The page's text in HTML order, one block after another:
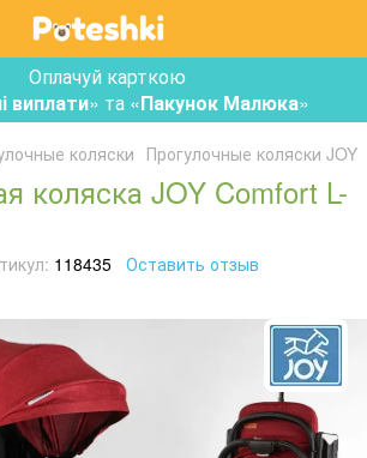
Оплачуй карткою
виплати» та «Пакунок Малюка»
коляски Прогулочные коляски JOY
коляска JOY Comfort L-
118435 Оставить отзыв